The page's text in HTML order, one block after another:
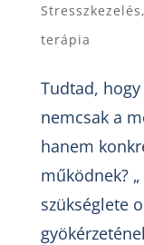
Stresszkezelés,
terápia
Tudtad,
nemcsak a
hanem
működnek?
szükséglete